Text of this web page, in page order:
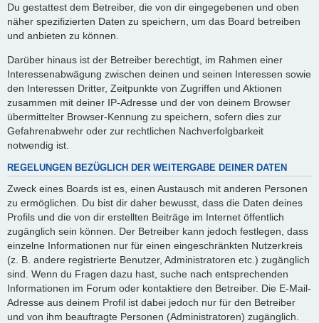
Du gestattest dem Betreiber, die von dir eingegebenen und oben
näher spezifizierten Daten zu speichern, um das Board betreiben
und anbieten zu können.
Darüber hinaus ist der Betreiber berechtigt, im Rahmen einer
Interessenabwägung zwischen deinen und seinen Interessen sowie
den Interessen Dritter, Zeitpunkte von Zugriffen und Aktionen
zusammen mit deiner IP-Adresse und der von deinem Browser
übermittelter Browser-Kennung zu speichern, sofern dies zur
Gefahrenabwehr oder zur rechtlichen Nachverfolgbarkeit
notwendig ist.
REGELUNGEN BEZÜGLICH DER WEITERGABE DEINER DATEN
Zweck eines Boards ist es, einen Austausch mit anderen Personen
zu ermöglichen. Du bist dir daher bewusst, dass die Daten deines
Profils und die von dir erstellten Beiträge im Internet öffentlich
zugänglich sein können. Der Betreiber kann jedoch festlegen, dass
einzelne Informationen nur für einen eingeschränkten Nutzerkreis
(z. B. andere registrierte Benutzer, Administratoren etc.) zugänglich
sind. Wenn du Fragen dazu hast, suche nach entsprechenden
Informationen im Forum oder kontaktiere den Betreiber. Die E-Mail-
Adresse aus deinem Profil ist dabei jedoch nur für den Betreiber
und von ihm beauftragte Personen (Administratoren) zugänglich.